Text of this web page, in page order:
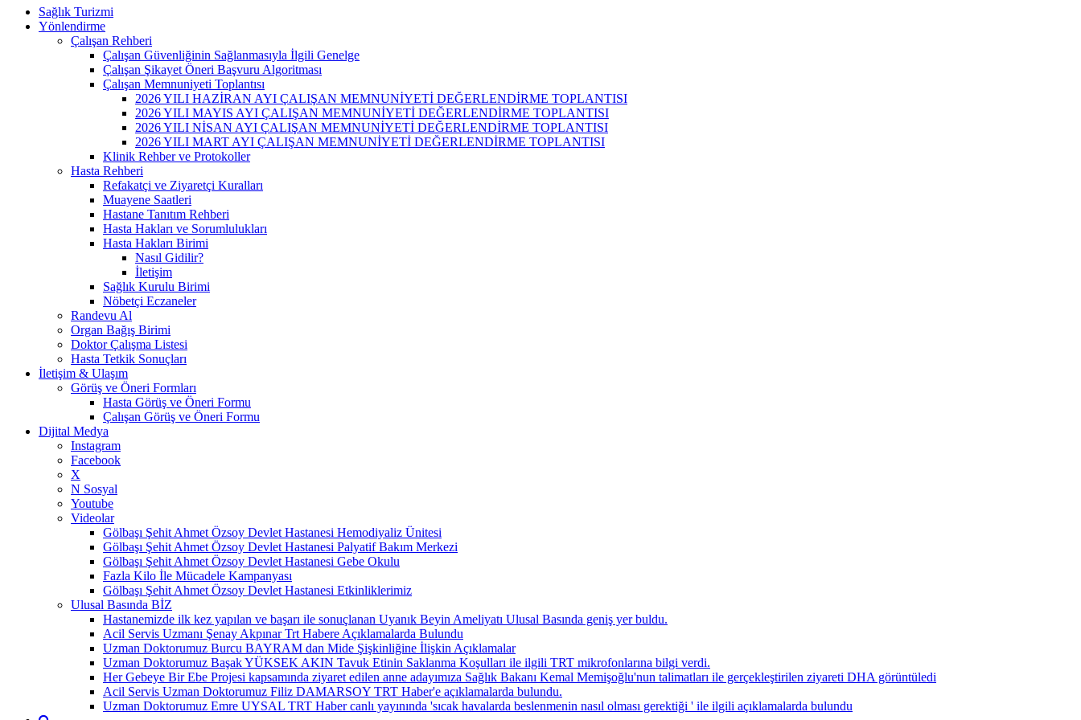
Sağlık Turizmi
Yönlendirme
Çalışan Rehberi
Çalışan Güvenliğinin Sağlanmasıyla İlgili Genelge
Çalışan Şikayet Öneri Başvuru Algoritması
Çalışan Memnuniyeti Toplantısı
2026 YILI HAZİRAN AYI ÇALIŞAN MEMNUNİYETİ DEĞERLENDİRME TOPLANTISI
2026 YILI MAYIS AYI ÇALIŞAN MEMNUNİYETİ DEĞERLENDİRME TOPLANTISI
2026 YILI NİSAN AYI ÇALIŞAN MEMNUNİYETİ DEĞERLENDİRME TOPLANTISI
2026 YILI MART AYI ÇALIŞAN MEMNUNİYETİ DEĞERLENDİRME TOPLANTISI
Klinik Rehber ve Protokoller
Hasta Rehberi
Refakatçi ve Ziyaretçi Kuralları
Muayene Saatleri
Hastane Tanıtım Rehberi
Hasta Hakları ve Sorumlulukları
Hasta Hakları Birimi
Nasıl Gidilir?
İletişim
Sağlık Kurulu Birimi
Nöbetçi Eczaneler
Randevu Al
Organ Bağış Birimi
Doktor Çalışma Listesi
Hasta Tetkik Sonuçları
İletişim & Ulaşım
Görüş ve Öneri Formları
Hasta Görüş ve Öneri Formu
Çalışan Görüş ve Öneri Formu
Dijital Medya
Instagram
Facebook
X
N Sosyal
Youtube
Videolar
Gölbaşı Şehit Ahmet Özsoy Devlet Hastanesi Hemodiyaliz Ünitesi
Gölbaşı Şehit Ahmet Özsoy Devlet Hastanesi Palyatif Bakım Merkezi
Gölbaşı Şehit Ahmet Özsoy Devlet Hastanesi Gebe Okulu
Fazla Kilo İle Mücadele Kampanyası
Gölbaşı Şehit Ahmet Özsoy Devlet Hastanesi Etkinliklerimiz
Ulusal Basında BİZ
Hastanemizde ilk kez yapılan ve başarı ile sonuçlanan Uyanık Beyin Ameliyatı Ulusal Basında geniş yer buldu.
Acil Servis Uzmanı Şenay Akpınar Trt Habere Açıklamalarda Bulundu
Uzman Doktorumuz Burcu BAYRAM dan Mide Şişkinliğine İlişkin Açıklamalar
Uzman Doktorumuz Başak YÜKSEK AKIN Tavuk Etinin Saklanma Koşulları ile ilgili TRT mikrofonlarına bilgi verdi.
Her Gebeye Bir Ebe Projesi kapsamında ziyaret edilen anne adayımıza Sağlık Bakanı Kemal Memişoğlu'nun talimatları ile gerçekleştirilen ziyareti DHA görüntüledi
Acil Servis Uzman Doktorumuz Filiz DAMARSOY TRT Haber'e açıklamalarda bulundu.
Uzman Doktorumuz Emre UYSAL TRT Haber canlı yayınında 'sıcak havalarda beslenmenin nasıl olması gerektiği ' ile ilgili açıklamalarda bulundu